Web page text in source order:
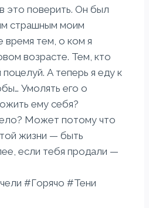
это поверить. Он был
страшным моим
тем, о ком я
возрасте. Тем, кто
А теперь я еду к
Умолять его о
ему себя?
Может потому что
жизни — быть
если тебя продали —
#Горячо #Тени